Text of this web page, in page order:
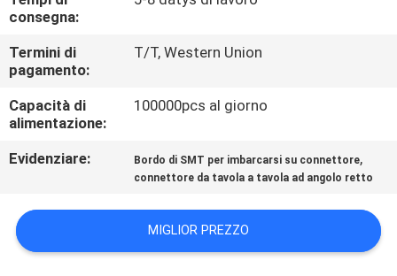
RICHIEDA
UNA
CITAZIONE
NEWS
MAPPA
DEL
consegna:
Termini di
pagamento:
T/T, Western Union
Capacità di
alimentazione:
100000pcs al giorno
Evidenziare: Bordo di SMT per imbarcarsi su connettore,
connettore da tavola a tavola ad angolo retto
MIGLIOR PREZZO